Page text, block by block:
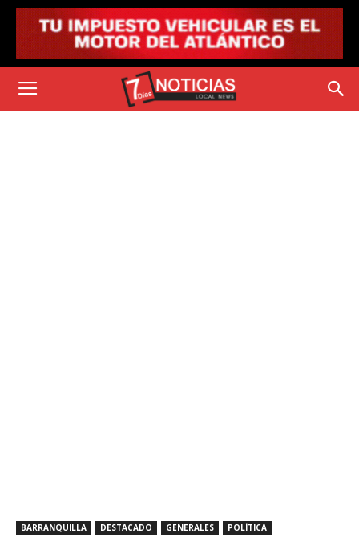
BARRANQUILLA DESTACADO GENERALES POLÍTICA